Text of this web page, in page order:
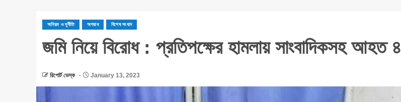
অনিয়ম ও দূর্নীতি অপরাধ বিশেষ সংবাদ
জমি নিয়ে বিরোধ : প্রতিপক্ষের হামলায় সাংবাদিকসহ আহত ৪
রিপোর্ট ডেস্ক January 13, 2023